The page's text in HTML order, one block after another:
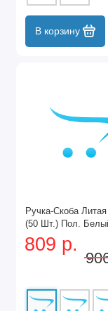
В корзину
Ручка-Скоба
(50 Шт.) Пол.
809 р.